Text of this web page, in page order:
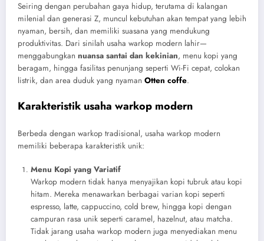
Seiring dengan perubahan gaya hidup, terutama di kalangan
milenial dan generasi Z, muncul kebutuhan akan tempat yang lebih
nyaman, bersih, dan memiliki suasana yang mendukung
produktivitas. Dari sinilah usaha warkop modern lahir—
menggabungkan nuansa santai dan kekinian, menu kopi yang
beragam, hingga fasilitas penunjang seperti Wi-Fi cepat, colokan
listrik, dan area duduk yang nyaman Otten coffe.
Karakteristik usaha warkop modern
Berbeda dengan warkop tradisional, usaha warkop modern
memiliki beberapa karakteristik unik:
Menu Kopi yang Variatif
Warkop modern tidak hanya menyajikan kopi tubruk atau kopi
hitam. Mereka menawarkan berbagai varian kopi seperti
espresso, latte, cappuccino, cold brew, hingga kopi dengan
campuran rasa unik seperti caramel, hazelnut, atau matcha.
Tidak jarang usaha warkop modern juga menyediakan menu